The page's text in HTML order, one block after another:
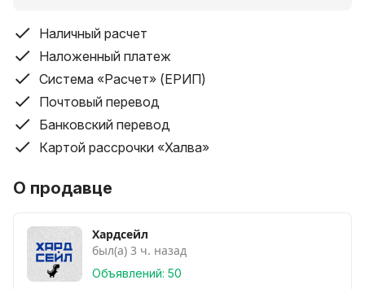
- Блок питания 850Вт, 1stPlayer ACK Bronze 850W
HA-850AA2, 80 Plus Bronze, APFC, ATX
Наличный расчет
Наложенный платеж
Система «Расчет» (ЕРИП)
Почтовый перевод
Банковский перевод
Картой рассрочки «Халва»
О продавце
Хардсейл
был(а) 3 ч. назад
Объявлений: 50